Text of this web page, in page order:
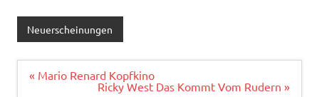
e
b
o
it
te
r
ai
l
n
Neuerscheinungen
Beitragsnavigation
« Mario Renard Kopfkino
Ricky West Das Kommt Vom Rudern »